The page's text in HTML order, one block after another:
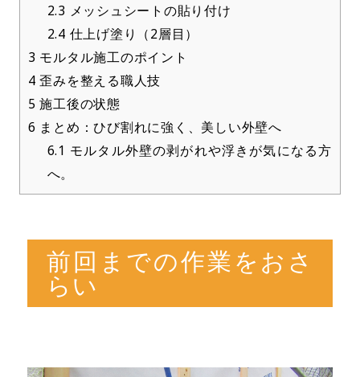
2.3 メッシュシートの貼り付け
2.4 仕上げ塗り（2層目）
3 モルタル施工のポイント
4 歪みを整える職人技
5 施工後の状態
6 まとめ：ひび割れに強く、美しい外壁へ
6.1 モルタル外壁の剥がれや浮きが気になる方
へ。
前回までの作業をおさ
らい